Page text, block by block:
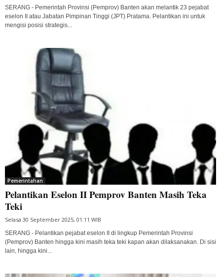
SERANG - Pemerintah Provinsi (Pemprov) Banten akan melantik 23 pejabat
eselon II atau Jabatan Pimpinan Tinggi (JPT) Pratama. Pelantikan ini untuk
mengisi posisi strategis...
Pemerintahan
Pelantikan Eselon II Pemprov Banten Masih Teka
Teki
Selasa 30 September 2025, 01:11 WIB
SERANG - Pelantikan pejabat eselon II di lingkup Pemerintah Provinsi
(Pemprov) Banten hingga kini masih teka teki kapan akan dilaksanakan. Di sisi
lain, hingga kini...